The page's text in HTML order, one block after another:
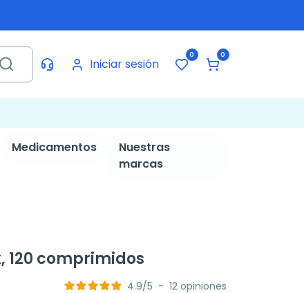
Iniciar sesión
0 0
Medicamentos
Nuestras
marcas
comprimidos
4.9/5 - 12 opiniones